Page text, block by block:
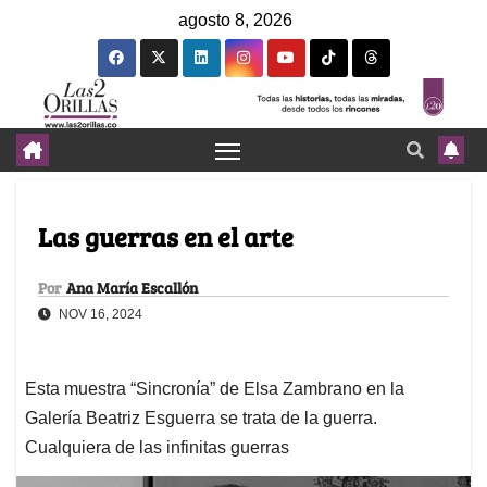
agosto 8, 2026
Las guerras en el arte
Por Ana María Escallón
NOV 16, 2024
Esta muestra “Sincronía” de Elsa Zambrano en la
Galería Beatriz Esguerra se trata de la guerra.
Cualquiera de las infinitas guerras